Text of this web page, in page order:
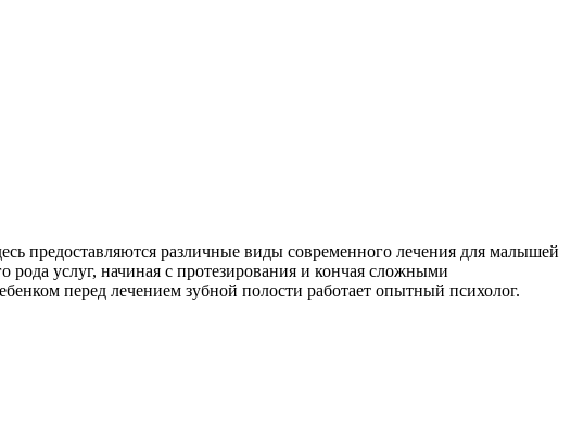
предоставляются различные виды современного лечения для малышей
услуг, начиная с протезирования и кончая сложными
перед лечением зубной полости работает опытный психолог.